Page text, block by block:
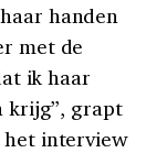
handen
met de
ik haar
krijg”, grapt
het interview